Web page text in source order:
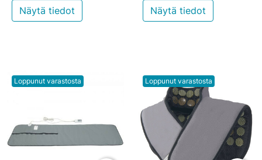
Näytä tiedot Näytä tiedot
Loppunut varastosta Loppunut varastosta